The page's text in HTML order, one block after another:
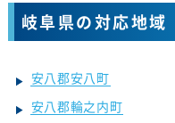
岐阜県の対応地域
安八郡安八町
安八郡輪之内町